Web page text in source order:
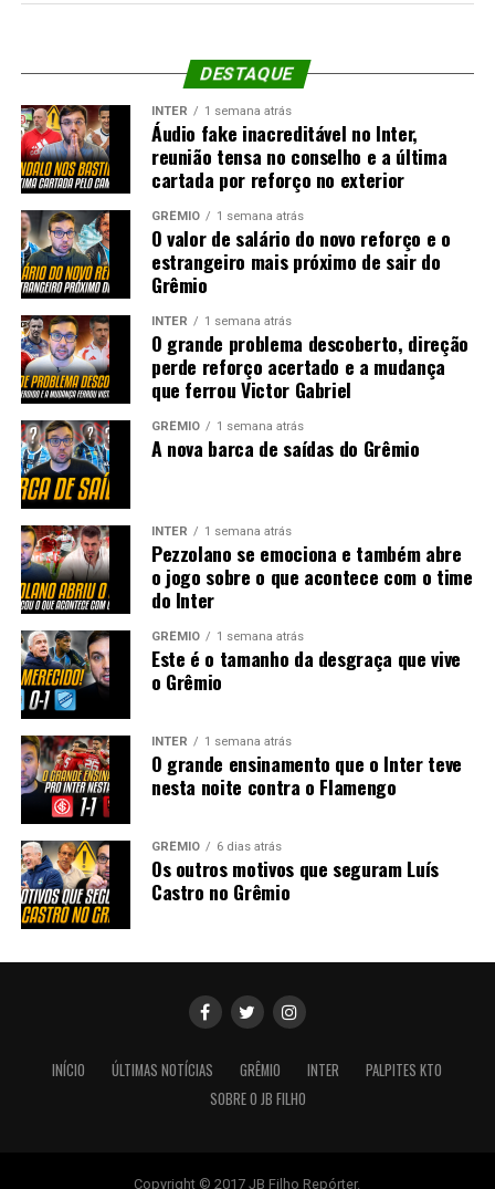
DESTAQUE
INTER 1 semana atrás
Áudio fake inacreditável no Inter,
reunião tensa no conselho e a última
cartada por reforço no exterior
GRÊMIO 1 semana atrás
O valor de salário do novo reforço e o
estrangeiro mais próximo de sair do
Grêmio
INTER 1 semana atrás
O grande problema descoberto, direção
perde reforço acertado e a mudança
que ferrou Victor Gabriel
GRÊMIO 1 semana atrás
A nova barca de saídas do Grêmio
INTER 1 semana atrás
Pezzolano se emociona e também abre
o jogo sobre o que acontece com o time
do Inter
GRÊMIO 1 semana atrás
Este é o tamanho da desgraça que vive
o Grêmio
INTER 1 semana atrás
O grande ensinamento que o Inter teve
nesta noite contra o Flamengo
GRÊMIO 6 dias atrás
Os outros motivos que seguram Luís
Castro no Grêmio
INÍCIO ÚLTIMAS NOTÍCIAS GRÊMIO INTER
PALPITES KTO
SOBRE O JB FILHO
Copyright © 2017 JB Filho Repórter.